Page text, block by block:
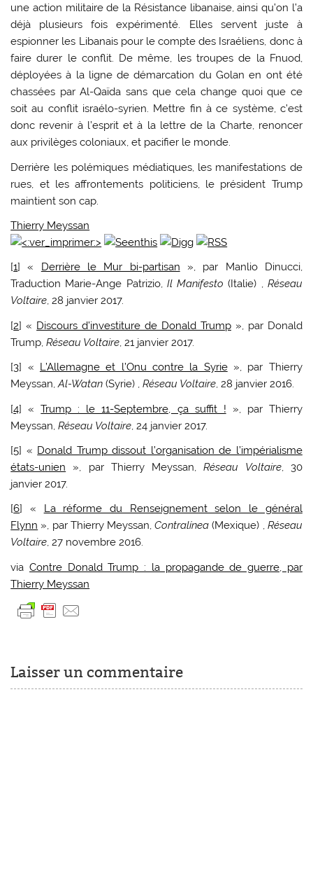
une action militaire de la Résistance libanaise, ainsi qu’on l’a
déjà plusieurs fois expérimenté. Elles servent juste à
espionner les Libanais pour le compte des Israéliens, donc à
faire durer le conflit. De même, les troupes de la Fnuod,
déployées à la ligne de démarcation du Golan en ont été
chassées par Al-Qaïda sans que cela change quoi que ce
soit au conflit israélo-syrien. Mettre fin à ce système, c’est
donc revenir à l’esprit et à la lettre de la Charte, renoncer
aux privilèges coloniaux, et pacifier le monde.
Derrière les polémiques médiatiques, les manifestations de
rues, et les affrontements politiciens, le président Trump
maintient son cap.
Thierry Meyssan
[1] « Derrière le Mur bi-partisan », par Manlio Dinucci,
Traduction Marie-Ange Patrizio, Il Manifesto (Italie) , Réseau
Voltaire, 28 janvier 2017.
[2] « Discours d’investiture de Donald Trump», par Donald
Trump,Réseau Voltaire, 21 janvier 2017.
[3] « L’Allemagne et l’Onu contre la Syrie», par Thierry
Meyssan,Al-Watan (Syrie) ,Réseau Voltaire, 28 janvier 2016.
[4] «Trump : le 11-Septembre, ça suffit ! », par Thierry
Meyssan,Réseau Voltaire , 24 janvier 2017.
[5] « Donald Trump dissout l’organisation de l’impérialisme
états-unien », par Thierry Meyssan,Réseau Voltaire, 30
janvier 2017.
[6] «
La réforme du Renseignement selon le général
Flynn », par Thierry Meyssan,Contralínea (Mexique) , Réseau
Voltaire, 27 novembre 2016.
via Contre Donald Trump : la propagande de guerre, par
Thierry Meyssan
Laisser un commentaire